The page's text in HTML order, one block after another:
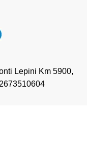
Lepini Km 5900,